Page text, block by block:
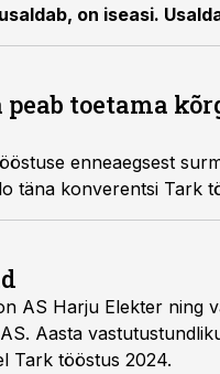
on iseasi.
Muidu see ei tööta,“
toetama
enneaegsest
täna konverentsi Tark
AS Harju Elekter ning
Aasta
Tark tööstus 2024.